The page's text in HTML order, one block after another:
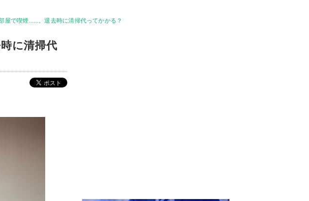
屋で喫煙......。退去時に清掃代ってかかる？
に清掃代